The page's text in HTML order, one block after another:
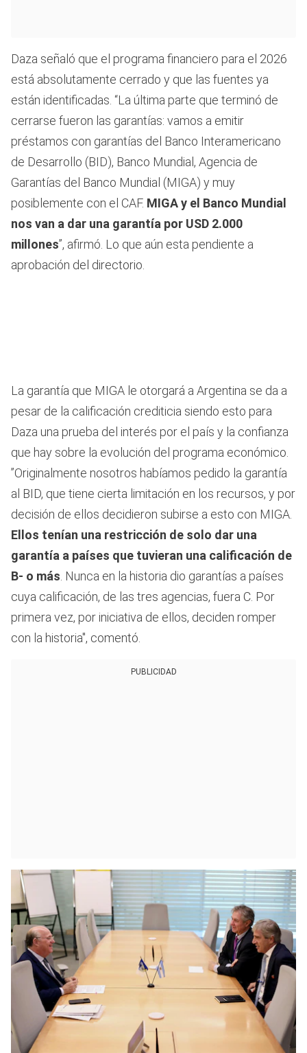
Daza señaló que el programa financiero para el 2026
está absolutamente cerrado y que las fuentes ya
están identificadas. “La última parte que terminó de
cerrarse fueron las garantías: vamos a emitir
préstamos con garantías del Banco Interamericano
de Desarrollo (BID), Banco Mundial, Agencia de
Garantías del Banco Mundial (MIGA) y muy
posiblemente con el CAF. MIGA y el Banco Mundial
nos van a dar una garantía por USD 2.000
millones”, afirmó. Lo que aún esta pendiente a
aprobación del directorio.
La garantía que MIGA le otorgará a Argentina se da a
pesar de la calificación crediticia siendo esto para
Daza una prueba del interés por el país y la confianza
que hay sobre la evolución del programa económico.
”Originalmente nosotros habíamos pedido la garantía
al BID, que tiene cierta limitación en los recursos, y por
decisión de ellos decidieron subirse a esto con MIGA.
Ellos tenían una restricción de solo dar una
garantía a países que tuvieran una calificación de
B- o más . Nunca en la historia dio garantías a países
cuya calificación, de las tres agencias, fuera C. Por
primera vez, por iniciativa de ellos, deciden romper
con la historia", comentó.
PUBLICIDAD